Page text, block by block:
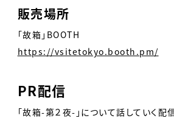
販売場所
「故箱」BOOTH
https://vsitetokyo.booth.pm/
PR配信
「故箱-第２夜-」について話していく配